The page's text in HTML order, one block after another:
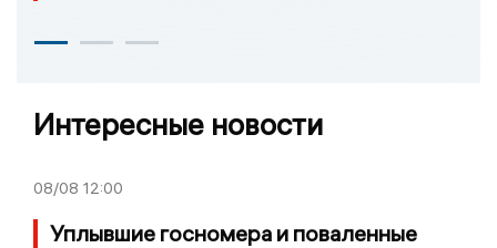
Интересные новости
08/08 12:00
Уплывшие госномера и поваленные